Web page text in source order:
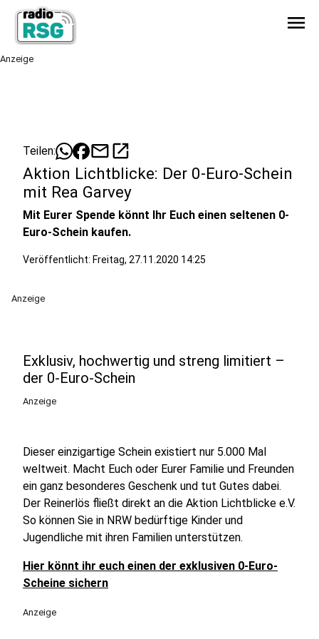
menu
Anzeige
Teilen: mailopen_in_new
Aktion Lichtblicke: Der 0-Euro-Schein
mit Rea Garvey
Mit Eurer Spende könnt Ihr Euch einen seltenen 0-
Euro-Schein kaufen.
Veröffentlicht: Freitag, 27.11.2020 14:25
Anzeige
Exklusiv, hochwertig und streng limitiert –
der 0-Euro-Schein
Anzeige
Dieser einzigartige Schein existiert nur 5.000 Mal
weltweit. Macht Euch oder Eurer Familie und Freunden
ein ganz besonderes Geschenk und tut Gutes dabei.
Der Reinerlös fließt direkt an die Aktion Lichtblicke e.V.
So können Sie in NRW bedürftige Kinder und
Jugendliche mit ihren Familien unterstützen.
Hier könnt ihr euch einen der exklusiven 0-Euro-
Scheine sichern
Anzeige